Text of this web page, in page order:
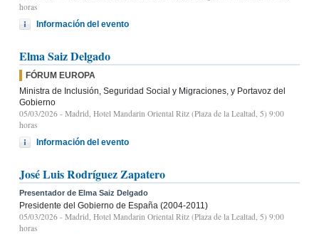
horas
Información del evento
Elma Saiz Delgado
FÓRUM EUROPA
Ministra de Inclusión, Seguridad Social y Migraciones, y Portavoz del
Gobierno
05/03/2026 - Madrid, Hotel Mandarin Oriental Ritz (Plaza de la Lealtad, 5) 9:00
horas
Información del evento
José Luis Rodríguez Zapatero
Presentador de Elma Saiz Delgado
Presidente del Gobierno de España (2004-2011)
05/03/2026 - Madrid, Hotel Mandarin Oriental Ritz (Plaza de la Lealtad, 5) 9:00
horas